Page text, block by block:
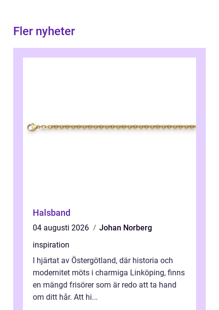
Fler nyheter
Halsband
04 augusti 2026
Johan Norberg
inspiration
I hjärtat av Östergötland, där historia och
modernitet möts i charmiga Linköping, finns
en mängd frisörer som är redo att ta hand
om ditt hår. Att hi...